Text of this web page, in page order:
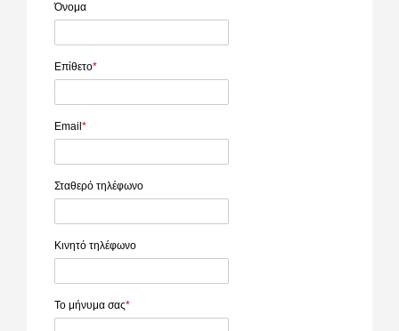
Όνομα
Επίθετο*
Email *
Σταθερό τηλέφωνο
Κινητό τηλέφωνο
Το μήνυμα σας*